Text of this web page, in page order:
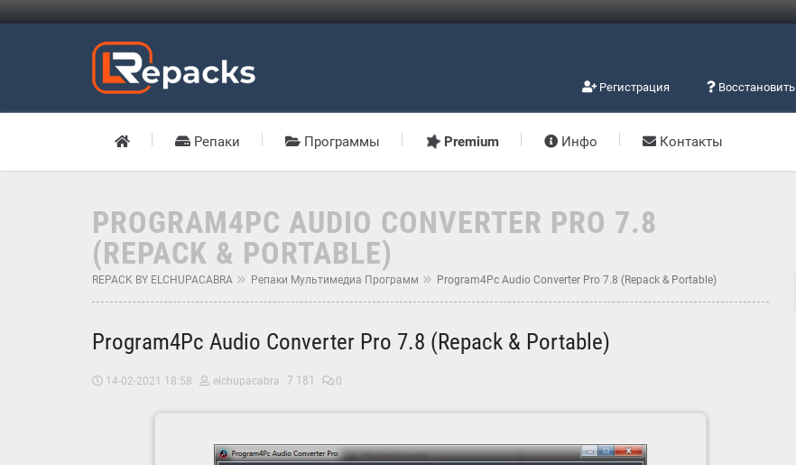
Регистрация Восстановить
Репаки Программы Premium Инфо Контакты
PROGRAM4PC AUDIO CONVERTER PRO 7.8
(REPACK & PORTABLE)
REPACK BY ELCHUPACABRA Репаки Мультимедиа Программ Program4Pc Audio Converter Pro 7.8 (Repack & Portable)
Program4Pc Audio Converter Pro 7.8 (Repack & Portable)
14-02-2021 18:58 elchupacabra 7 181 0